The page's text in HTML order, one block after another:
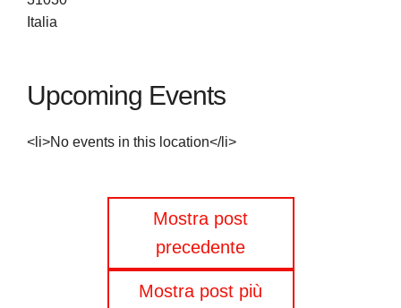
Italia
Upcoming Events
<li>No events in this location</li>
NavigazioneMostra post
precedente
Mostra post più